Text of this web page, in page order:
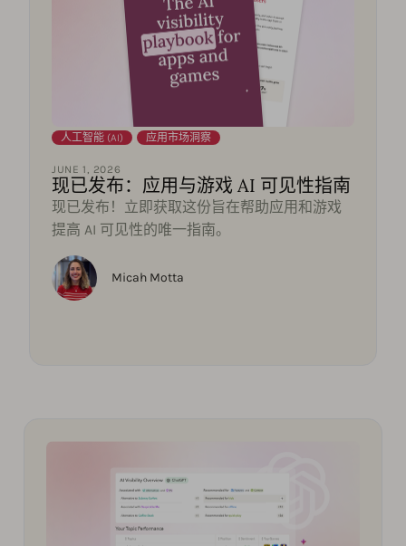
人工智能 (AI) 应用市场洞察
JUNE 1, 2026
现已发布：应用与游戏 AI 可见性指南
现已发布！立即获取这份旨在帮助应用和游戏
提高 AI 可见性的唯一指南。
Micah Motta